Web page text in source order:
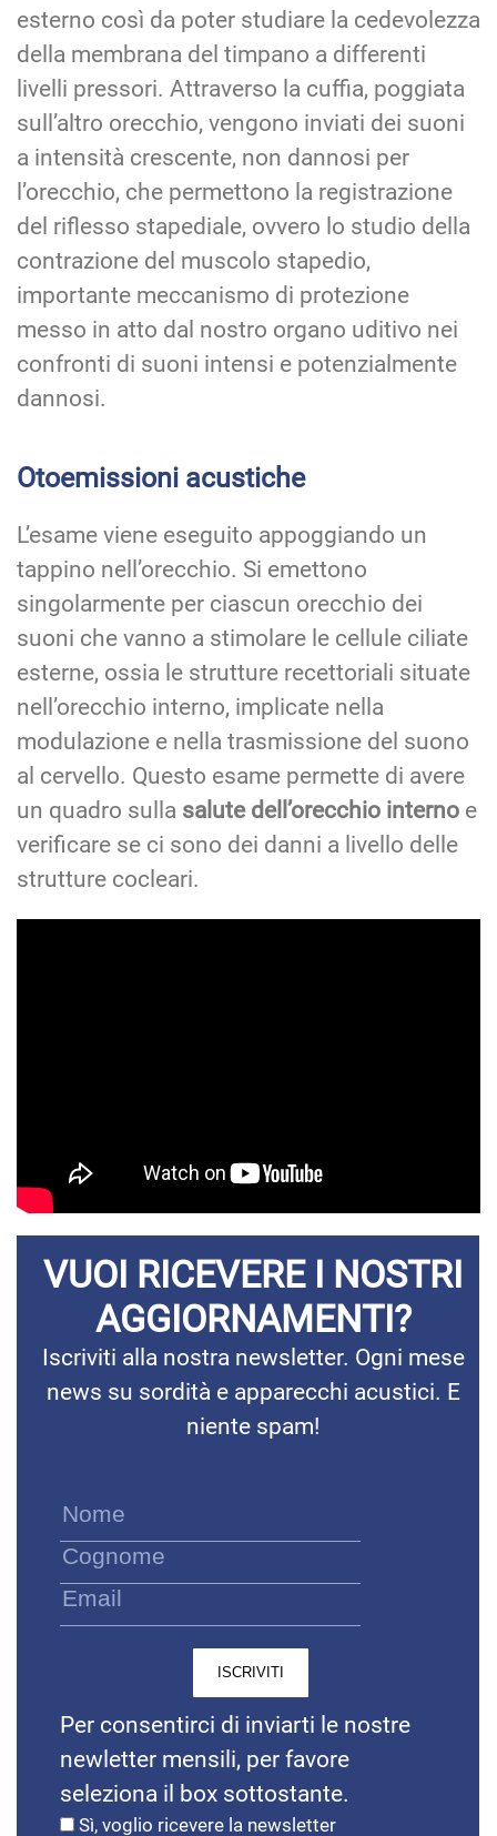
esterno così da poter studiare la cedevolezza
della membrana del timpano a differenti
livelli pressori. Attraverso la cuffia, poggiata
sull’altro orecchio, vengono inviati dei suoni
a intensità crescente, non dannosi per
l’orecchio, che permettono la registrazione
del riflesso stapediale, ovvero lo studio della
contrazione del muscolo stapedio,
importante meccanismo di protezione
messo in atto dal nostro organo uditivo nei
confronti di suoni intensi e potenzialmente
dannosi.
Otoemissioni acustiche
L’esame viene eseguito appoggiando un
tappino nell’orecchio. Si emettono
singolarmente per ciascun orecchio dei
suoni che vanno a stimolare le cellule ciliate
esterne, ossia le strutture recettoriali situate
nell’orecchio interno, implicate nella
modulazione e nella trasmissione del suono
al cervello. Questo esame permette di avere
un quadro sulla salute dell’orecchio interno e
verificare se ci sono dei danni a livello delle
strutture cocleari.
VUOI RICEVERE I NOSTRI
AGGIORNAMENTI?
Iscriviti alla nostra newsletter. Ogni mese
news su sordità e apparecchi acustici. E
niente spam!
Per consentirci di inviarti le nostre
newletter mensili, per favore
seleziona il box sottostante.
Sì, voglio ricevere la newsletter